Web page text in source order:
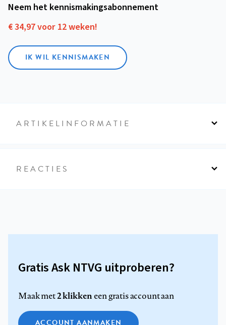
Neem het kennismakings­abonnement
€ 34,97 voor 12 weken!
IK WIL KENNISMAKEN
ARTIKELINFORMATIE
REACTIES
Gratis Ask NTVG uitproberen?
Maak met2 klikkeneen gratis account aan